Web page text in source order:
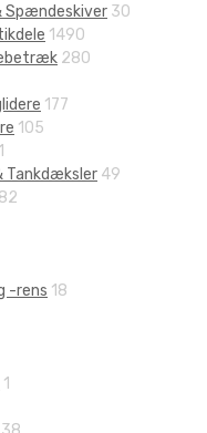
Spændeskiver 30
1490
280
177
105
Tankdæksler 49
-rens 18
1